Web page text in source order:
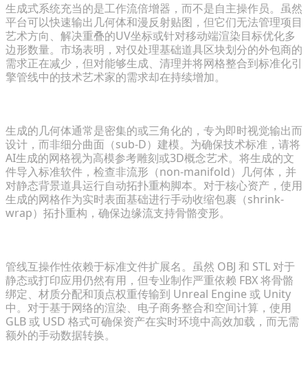
生成式系统充当的是工作流倍增器，而不是自主操作员。虽然
平台可以快速输出几何体和漫反射贴图，但它们无法管理项目
艺术方向、解决重叠的UV坐标或针对移动端渲染目标优化多
边形数量。市场表明，对仅处理基础道具区块划分的外包商的
需求正在减少，但对能够生成、清理并将网格整合到标准化引
擎管线中的技术艺术家的需求却在持续增加。
生成的几何体通常是密集的或三角化的，专为即时视觉输出而
设计，而非细分曲面（sub-D）建模。为确保技术标准，请将
AI生成的网格视为高模参考雕刻或3D概念艺术。将生成的文
件导入标准软件，检查非流形（non-manifold）几何体，并
对静态背景道具运行自动拓扑重构脚本。对于核心资产，使用
生成的网格作为实时表面基础进行手动收缩包裹（shrink-
wrap）拓扑重构，确保边缘流支持骨骼变形。
管线互操作性依赖于标准文件扩展名。虽然 OBJ 和 STL 对于
静态或打印应用仍然有用，但专业制作严重依赖 FBX 将骨骼
绑定、材质分配和顶点权重传输到 Unreal Engine 或 Unity
中。对于基于网络的渲染、电子商务整合和空间计算，使用
GLB 或 USD 格式可确保资产在实时环境中高效加载，而无需
额外的手动数据转换。